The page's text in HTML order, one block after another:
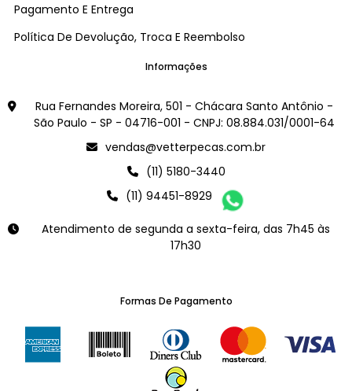
Pagamento E Entrega
Política De Devolução, Troca E Reembolso
Informações
Rua Fernandes Moreira, 501 - Chácara Santo Antônio -
São Paulo - SP - 04716-001 - CNPJ: 08.884.031/0001-64
vendas@vetterpecas.com.br
(11) 5180-3440
(11) 94451-8929
Atendimento de segunda a sexta-feira, das 7h45 às
17h30
Formas De Pagamento